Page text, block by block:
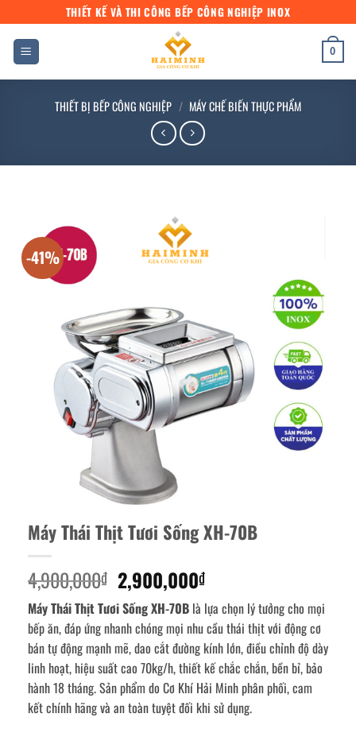
qua
dung
THIẾT KẾ VÀ THI CÔNG BẾP CÔNG NGHIỆP INOX
0
THIẾT BỊ BẾP CÔNG NGHIỆP / MÁY CHẾ BIẾN THỰC PHẨM
-41%
Máy Thái Thịt Tươi Sống XH-70B
4,900,000₫ Giá
gốc
là:
4,900,000₫.
2,900,000₫
hiện
tại
là:
2,900,000₫.
Máy Thái Thịt Tươi Sống XH-70B là lựa chọn lý tưởng cho mọi
bếp ăn, đáp ứng nhanh chóng mọi nhu cầu thái thịt với động cơ
bán tự động mạnh mẽ, dao cắt đường kính lớn, điều chỉnh độ dày
linh hoạt, hiệu suất cao 70kg/h, thiết kế chắc chắn, bền bỉ, bảo
hành 18 tháng. Sản phẩm do Cơ Khí Hải Minh phân phối, cam
kết chính hãng và an toàn tuyệt đối khi sử dụng.